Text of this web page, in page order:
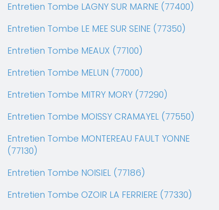
Entretien Tombe LAGNY SUR MARNE (77400)
Entretien Tombe LE MEE SUR SEINE (77350)
Entretien Tombe MEAUX (77100)
Entretien Tombe MELUN (77000)
Entretien Tombe MITRY MORY (77290)
Entretien Tombe MOISSY CRAMAYEL (77550)
Entretien Tombe MONTEREAU FAULT YONNE
(77130)
Entretien Tombe NOISIEL (77186)
Entretien Tombe OZOIR LA FERRIERE (77330)